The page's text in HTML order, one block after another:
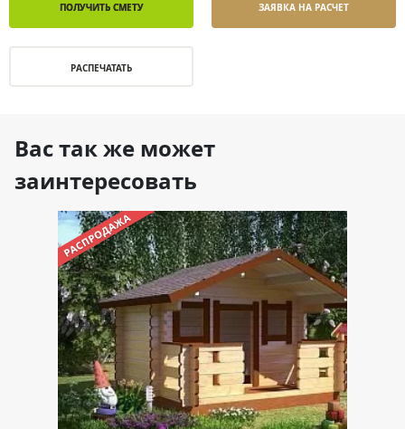
ПОЛУЧИТЬ СМЕТУ ЗАЯВКА НА РАСЧЕТ
РАСПЕЧАТАТЬ
Вас так же может
заинтересовать